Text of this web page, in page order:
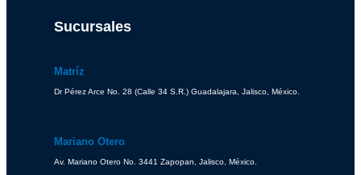
Sucursales
Matríz
Dr Pérez Arce No. 28 (Calle 34 S.R.) Guadalajara, Jalisco, México.
Mariano Otero
Av. Mariano Otero No. 3441 Zapopan, Jalisco, México.